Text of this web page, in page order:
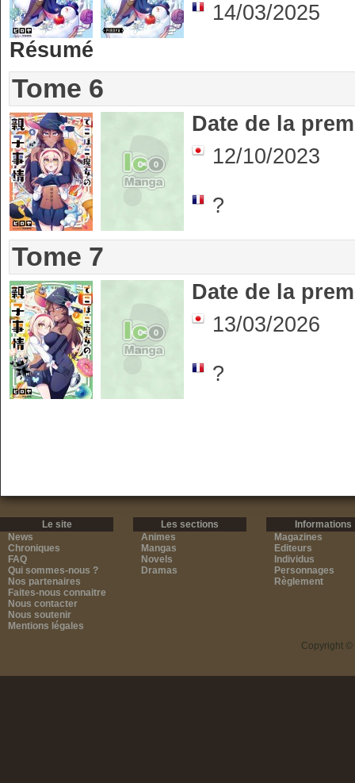
14/03/2025
Résumé
Tome 6
Date de la
12/10/2023
?
Tome 7
Date de la
13/03/2026
?
Le site
News
Chroniques
FAQ
Qui sommes-nous ?
Nos partenaires
Faites-nous connaitre
Nous contacter
Nous soutenir
Mentions légales
Les sections
Animes
Mangas
Novels
Dramas
Informations
Magazines
Editeurs
Individus
Personnages
Règlement
Copyright ©